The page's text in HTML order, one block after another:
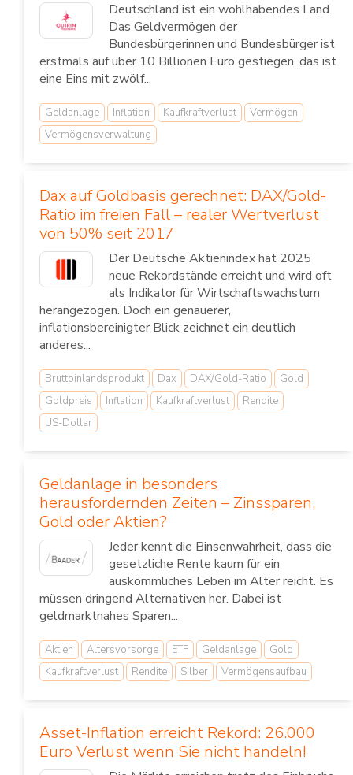
Deutschland ist ein wohlhabendes Land.
Das Geldvermögen der
Bundesbürgerinnen und Bundesbürger ist
erstmals auf über 10 Billionen Euro gestiegen, das ist
eine Eins mit zwölf...
Geldanlage Inflation Kaufkraftverlust
Vermögen
Vermögensverwaltung
Dax auf Goldbasis gerechnet: DAX/Gold-
Ratio im freien Fall – realer Wertverlust
von 50% seit 2017
Der Deutsche Aktienindex hat 2025
neue Rekordstände erreicht und wird oft
als Indikator für Wirtschaftswachstum
herangezogen. Doch ein genauerer,
inflationsbereinigter Blick zeichnet ein deutlich
anderes...
Bruttoinlandsprodukt Dax DAX/Gold-Ratio
Gold
Goldpreis
Inflation Kaufkraftverlust
Rendite
US-Dollar
Geldanlage in besonders
herausfordernden Zeiten – Zinssparen,
Gold oder Aktien?
Jeder kennt die Binsenwahrheit, dass die
gesetzliche Rente kaum für ein
auskömmliches Leben im Alter reicht. Es
müssen dringend Alternativen her. Dabei ist
geldmarktnahes Sparen...
Aktien Altersvorsorge ETF Geldanlage
Gold
Kaufkraftverlust
Rendite Silber Vermögensaufbau
Asset-Inflation erreicht Rekord: 26.000
Euro Verlust wenn Sie nicht handeln!